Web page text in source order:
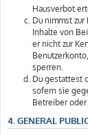
Hausverbot
Du nimmst
Inhalte von
er nicht zur
sperren.
Du gestattest
sofern sie
Betreiber oder
4. GENERAL